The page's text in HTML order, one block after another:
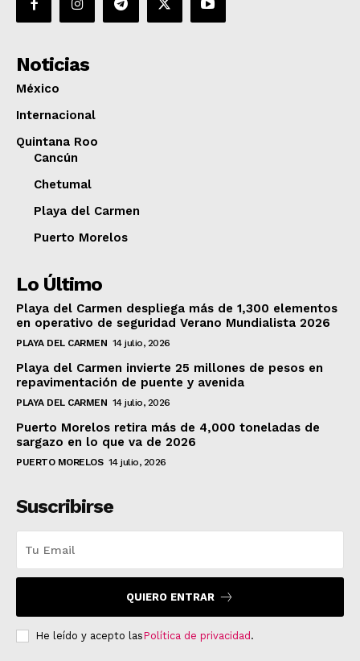
Noticias
México
Internacional
Quintana Roo
Cancún
Chetumal
Playa del Carmen
Puerto Morelos
Lo Último
Playa del Carmen despliega más de 1,300 elementos
en operativo de seguridad Verano Mundialista 2026
PLAYA DEL CARMEN 14 julio, 2026
Playa del Carmen invierte 25 millones de pesos en
repavimentación de puente y avenida
PLAYA DEL CARMEN 14 julio, 2026
Puerto Morelos retira más de 4,000 toneladas de
sargazo en lo que va de 2026
PUERTO MORELOS 14 julio, 2026
Suscribirse
QUIERO ENTRAR
He leído y acepto lasPolítica de privacidad .